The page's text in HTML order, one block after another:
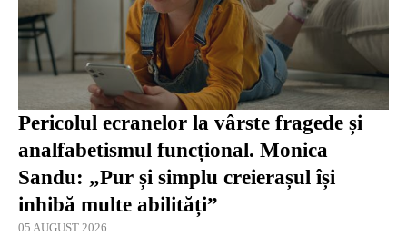
Pericolul ecranelor la vârste fragede și
analfabetismul funcțional. Monica
Sandu: „Pur și simplu creierașul își
inhibă multe abilități”
05 AUGUST 2026